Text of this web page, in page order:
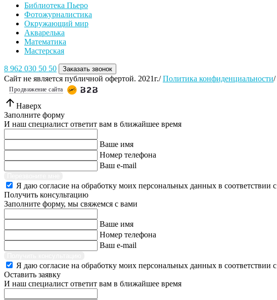
Библиотека Пьеро
Фотожурналистика
Окружающий мир
Акварелька
Математика
Мастерская
8 962 030 50 50 Заказать звонок
Сайт не является публичной офертой. 2021г./Политика конфиденциальности/
Продвижение сайта
Наверх
Заполните форму
И наш специалист ответит вам в ближайшее время
Ваше имя
Номер телефона
Ваш e-mail
Я даю согласие на обработку моих персональных данных в соответствии с
Получить консультацию
Заполните форму, мы свяжемся с вами
Ваше имя
Номер телефона
Ваш e-mail
Я даю согласие на обработку моих персональных данных в соответствии с
Оставить заявку
И наш специалист ответит вам в ближайшее время